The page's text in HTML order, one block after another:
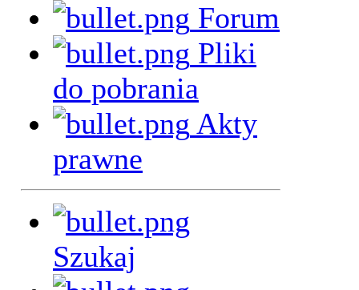
Forum
Pliki
do pobrania
Akty
prawne
Szukaj